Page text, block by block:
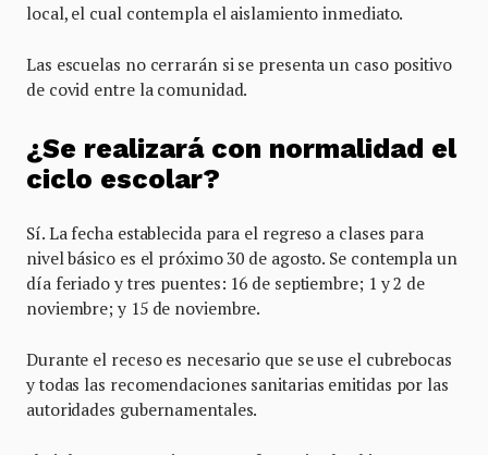
local, el cual contempla el aislamiento inmediato.
Las escuelas no cerrarán si se presenta un caso positivo
de covid entre la comunidad.
¿Se realizará con normalidad el
ciclo escolar?
Sí. La fecha establecida para el regreso a clases para
nivel básico es el próximo 30 de agosto. Se contempla un
día feriado y tres puentes: 16 de septiembre; 1 y 2 de
noviembre; y 15 de noviembre.
Durante el receso es necesario que se use el cubrebocas
y todas las recomendaciones sanitarias emitidas por las
autoridades gubernamentales.